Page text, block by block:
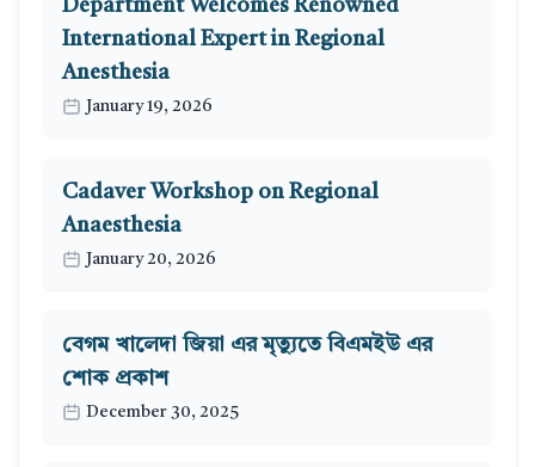
Department Welcomes Renowned
International Expert in Regional
Anesthesia
January 19, 2026
Cadaver Workshop on Regional
Anaesthesia
January 20, 2026
বেগম খালেদা জিয়া এর মৃত্যুতে বিএমইউ এর
শোক প্রকাশ
December 30, 2025